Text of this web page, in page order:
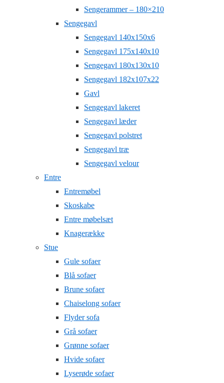
Sengerammer – 180×210
Sengegavl
Sengegavl 140x150x6
Sengegavl 175x140x10
Sengegavl 180x130x10
Sengegavl 182x107x22
Gavl
Sengegavl lakeret
Sengegavl læder
Sengegavl polstret
Sengegavl træ
Sengegavl velour
Entre
Entremøbel
Skoskabe
Entre møbelsæt
Knagerække
Stue
Gule sofaer
Blå sofaer
Brune sofaer
Chaiselong sofaer
Flyder sofa
Grå sofaer
Grønne sofaer
Hvide sofaer
Lyserøde sofaer